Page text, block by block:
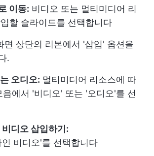
이동: 비디오 또는 멀티미디어 리
할 슬라이드를 선택합니다
면 상단의 리본에서 '삽입' 옵션을
.
오디오: 멀티미디어 리소스에 따
음에서 '비디오' 또는 '오디오'를 선
디오 삽입하기:
인 비디오'를 선택합니다